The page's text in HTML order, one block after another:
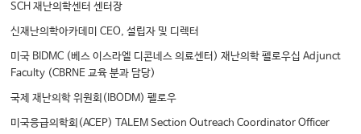
SCH 재난의학센터 센터장
신재난의학아카데미 CEO, 설립자 및 디렉터
미국 BIDMC (베스 이스라엘 디콘네스 의료센터) 재난의학 펠로우십 Adjunct
Faculty (CBRNE 교육 분과 담당)
국제 재난의학 위원회(IBODM) 펠로우
미국응급의학회(ACEP) TALEM Section Outreach Coordinator Officer